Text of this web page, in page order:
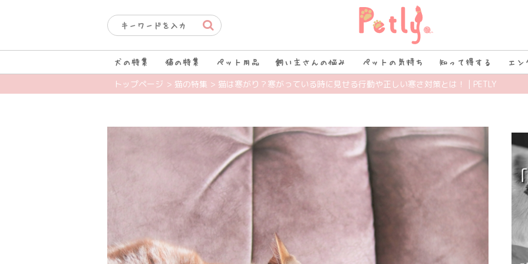
犬の特集 猫の特集 ペット用品 飼い主さんの悩み ペットの気持ち 知って得する エン
トップページ > 猫の特集 > 猫は寒がり？寒がっている時に見せる行動や正しい寒さ対策とは！ | PETLY